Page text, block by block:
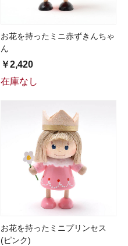
お花を持ったミニ赤ずきんちゃ
ん
￥2,420
在庫なし
お花を持ったミニプリンセス
(ピンク)